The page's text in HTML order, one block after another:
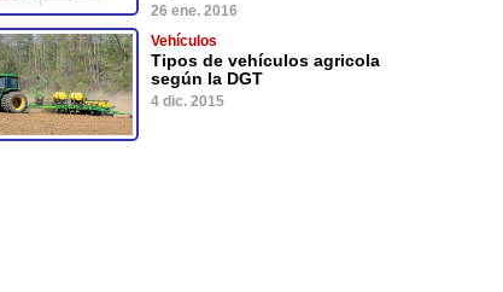
26 ene. 2016
Vehículos
Tipos de vehículos agricola
según la DGT
4 dic. 2015